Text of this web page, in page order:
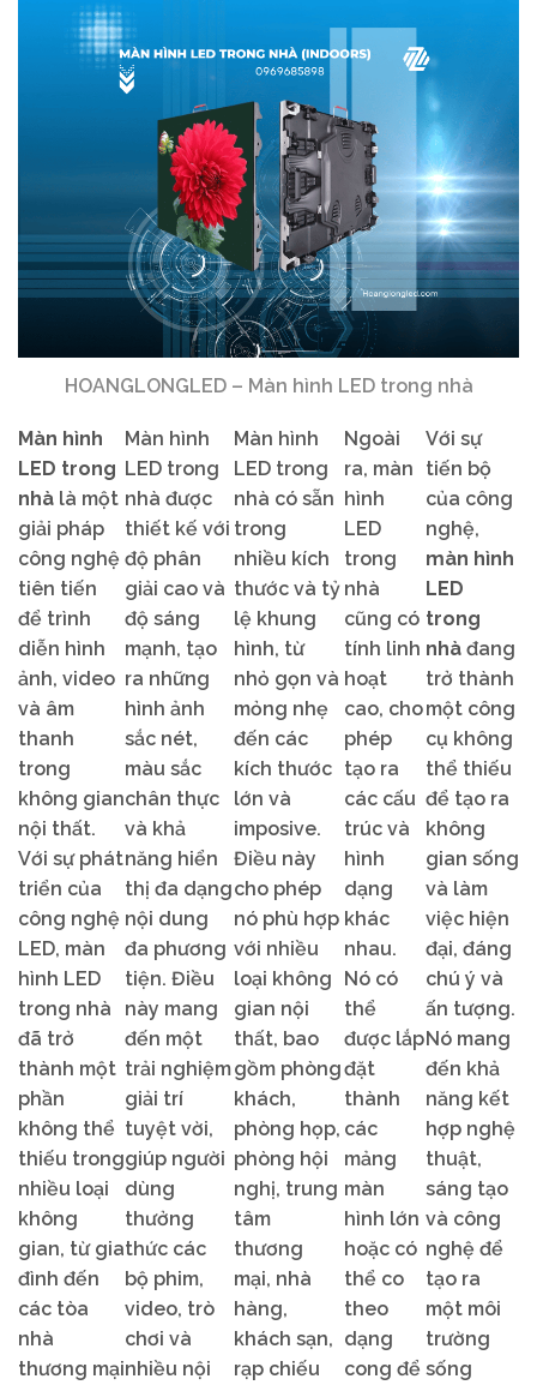
HOANGLONGLED – Màn hình LED trong nhà
Màn hình
LED trong
nhà là một
giải pháp
công nghệ
tiên tiến
để trình
diễn hình
ảnh, video
và âm
thanh
trong
không gian
nội thất.
Với sự phát
triển của
công nghệ
LED, màn
hình LED
trong nhà
đã trở
thành một
phần
không thể
thiếu trong
nhiều loại
không
gian, từ gia
đình đến
các tòa
nhà
thương mại
Màn hình
LED trong
nhà được
thiết kế với
độ phân
giải cao và
độ sáng
mạnh, tạo
ra những
hình ảnh
sắc nét,
màu sắc
chân thực
và khả
năng hiển
thị đa dạng
nội dung
đa phương
tiện. Điều
này mang
đến một
trải nghiệm
giải trí
tuyệt vời,
giúp người
dùng
thưởng
thức các
bộ phim,
video, trò
chơi và
nhiều nội
Màn hình
LED trong
nhà có sẵn
trong
nhiều kích
thước và tỷ
lệ khung
hình, từ
nhỏ gọn và
mỏng nhẹ
đến các
kích thước
lớn và
imposive.
Điều này
cho phép
nó phù hợp
với nhiều
loại không
gian nội
thất, bao
gồm phòng
khách,
phòng họp,
phòng hội
nghị, trung
tâm
thương
mại, nhà
hàng,
khách sạn,
rạp chiếu
Ngoài
ra, màn
hình
LED
trong
nhà
cũng có
tính linh
hoạt
cao, cho
phép
tạo ra
các cấu
trúc và
hình
dạng
khác
nhau.
Nó có
thể
được lắp
đặt
thành
các
mảng
màn
hình lớn
hoặc có
thể co
theo
dạng
cong để
Với sự
tiến bộ
của công
nghệ,
màn hình
LED
trong
nhàđang
trở thành
một công
cụ không
thể thiếu
để tạo ra
không
gian sống
và làm
việc hiện
đại, đáng
chú ý và
ấn tượng.
Nó mang
đến khả
năng kết
hợp nghệ
thuật,
sáng tạo
và công
nghệ để
tạo ra
một môi
trường
sống